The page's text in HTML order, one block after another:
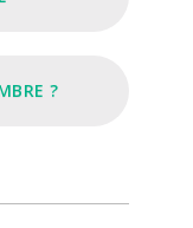
?